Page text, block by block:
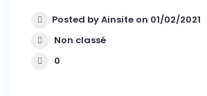
Posted by Ainsite on 01/02/2021
Non classé
0